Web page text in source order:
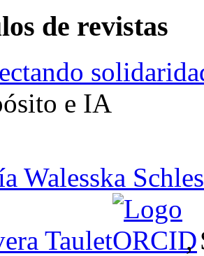
de revistas
e IA
Walesska
Taulet ,